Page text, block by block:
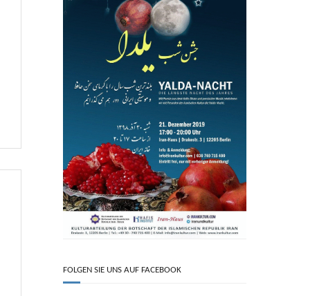
FOLGEN SIE UNS AUF FACEBOOK